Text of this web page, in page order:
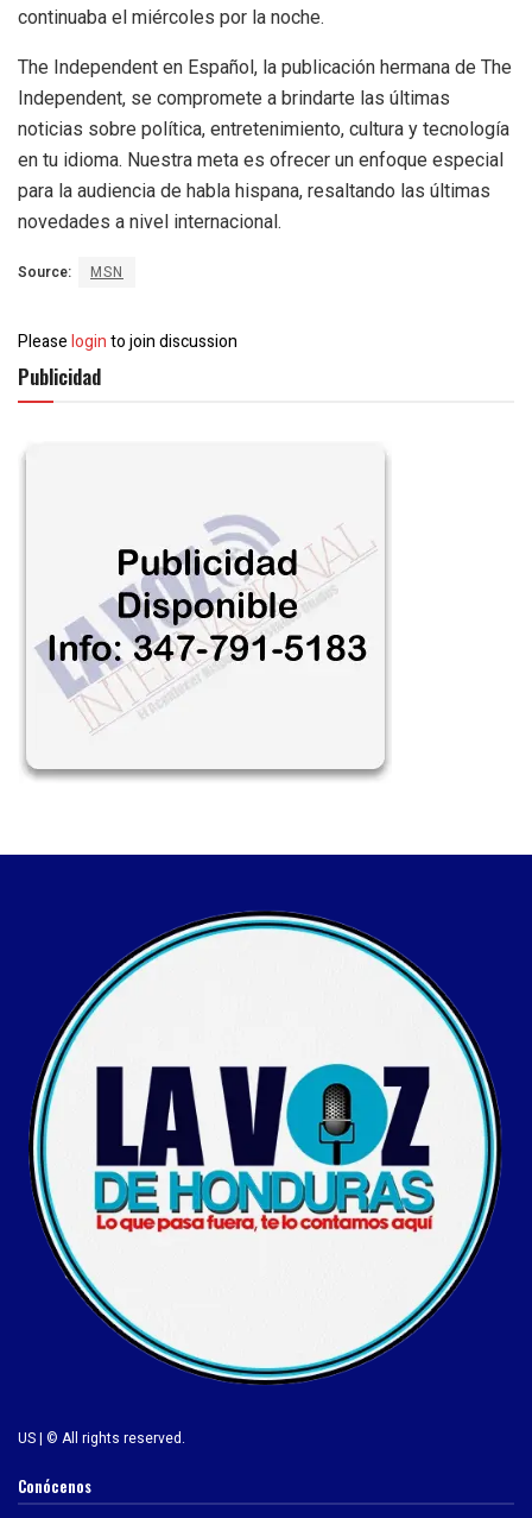
continuaba el miércoles por la noche.
The Independent en Español, la publicación hermana de The
Independent, se compromete a brindarte las últimas
noticias sobre política, entretenimiento, cultura y tecnología
en tu idioma. Nuestra meta es ofrecer un enfoque especial
para la audiencia de habla hispana, resaltando las últimas
novedades a nivel internacional.
Source: MSN
Pleaseloginto join discussion
Publicidad
US | © All rights reserved.
Conócenos